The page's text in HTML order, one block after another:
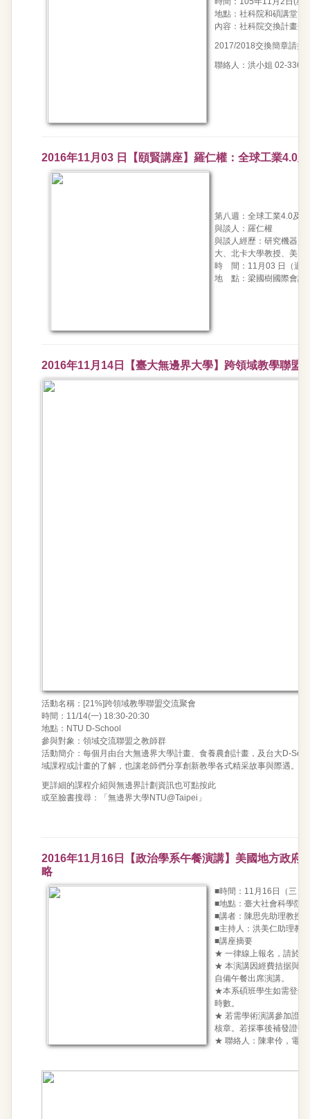
地點：社科院和碩講堂
內容：社科院交換計畫介
2017/2018交換簡章請按
聯絡人：洪小姐 02-
2016年11月03 日【頤賢講座】羅仁權：全球工業4.0
第八週：全球工業4.0及
與談人：羅仁權
與談人經歷：研究機器人
大、北卡大學教授、美國
時 間：11月03 日（週
地 點：梁國樹國際會議
2016年11月14日【臺大無邊界大學】跨領域教學聯盟
活動名稱：[21%]跨領域教學聯盟交流聚會
時間：11/14(一) 18:30-20:30
地點：NTU D-School
參與對象：領域交流聯盟之教師群
活動簡介：每個月由台大無邊界大學計畫、食養農創計畫，及台大D-
域課程或計畫的了解，也讓老師們分享創新教學各式精采故事與際遇。
更詳細的課程介紹與無邊界計劃資訊也可點按此
或至臉書搜尋：「無邊界大學NTU@Taipei」
2016年11月16日【政治學系午餐演講】美國地方政
略
■時間：11月16日（三）
■地點：臺大社會科學院
■講者：陳思先助理教授
■主持人：洪美仁助理教
■講座摘要
★ 一律線上報名，請於
★ 本演講因經費拮据與歷
自備午餐出席演講。
★本系碩班學生如需登錄
時數。
★ 若需學術演講參加證明
核章。若採事後補發證明
★ 聯絡人：陳